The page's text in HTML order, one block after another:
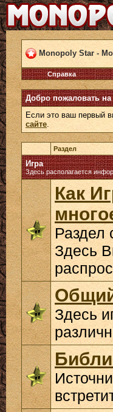
Monopoly Star -
Справка
Добро пожаловать
Если это ваш первый
сайте.
Раздел
Игра
Здесь располагается
Как
Раздел
Здесь
Здесь